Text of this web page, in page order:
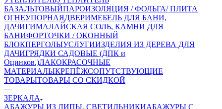
БАЗАЛЬТОВЫЙПАРОИЗОЛЯЦИЯ / ФОЛЬГА/ ПЛИТА
ОГНЕУПОРНАЯДВЕРИМЕБЕЛЬ ДЛЯ БАНИ,
ДАЧИГИМАЛАЙСКАЯ СОЛЬ, КАМНИ ДЛЯ
БАНИФОРТОЧКИ / ОКОННЫЙ
БЛОКПЕРГОЛЫУСЛУГИИЗДЕЛИЯ ИЗ ДЕРЕВА ДЛЯ
ДАЧИГРЯДКИ САДОВЫЕ (ДПК и
Оцинков.)ЛАКОКРАСОЧНЫЕ
МАТЕРИАЛЫКРЕПЁЖСОПУТСТВУЮЩИЕ
ТОВАРЫТОВАРЫ СО СКИДКОЙ
—
ЗЕРКАЛА
АБАЖУРЫ ИЗ ЛИПЫ, СВЕТИЛЬНИКИАБАЖУРЫ С